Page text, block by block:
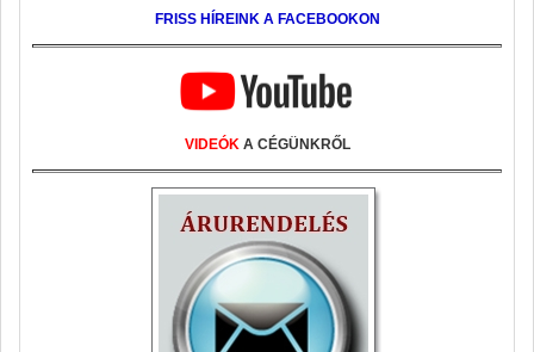
FRISS HÍREINK A FACEBOOKON
VIDEÓK A CÉGÜNKRŐL